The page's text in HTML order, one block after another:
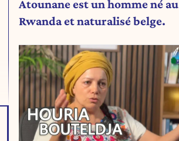
Atounane est un homme né au
Rwanda et naturalisé belge.